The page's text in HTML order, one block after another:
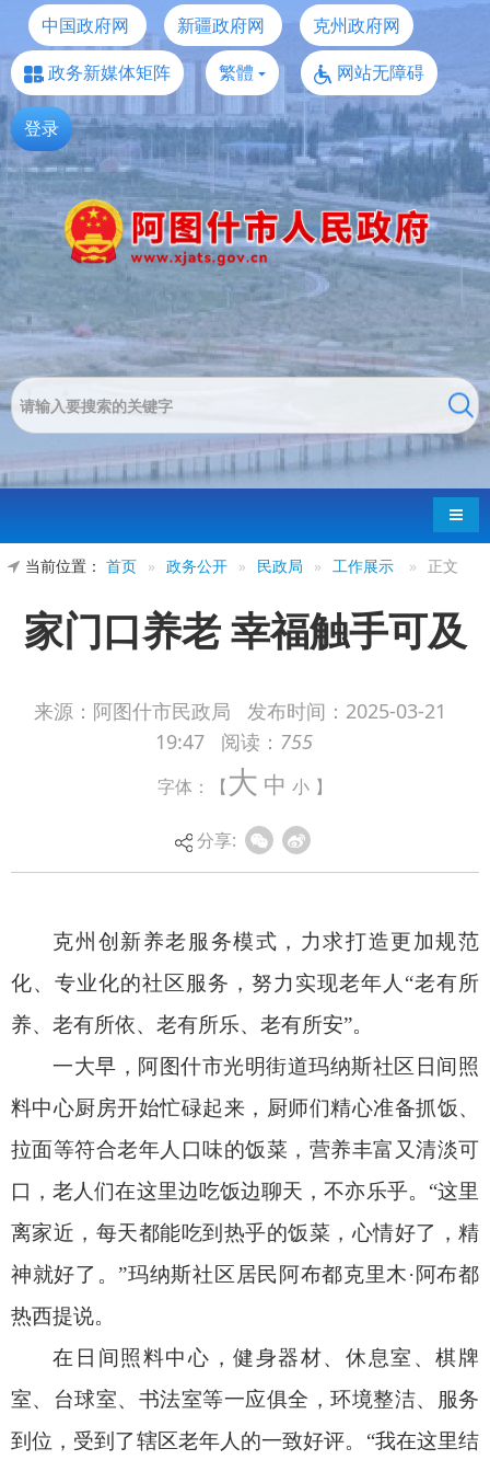
中国政府网 新疆政府网
克州政府网
政务新媒体矩阵
繁體 网站无障碍
登录
导航
当前位置： 首页 » 政务公开 » 民政局 » 工作展示 » 正文
家门口养老 幸福触手可及
来源：阿图什市民政局 发布时间： 2025-03-21
19:47
阅读： 755
字体：【大 中 小 】
分享:
克州创新养老服务模式，力求打造更加规范
养、老有所依、老有所乐、老有所安”。
拉面等符合老年人口味的饭菜，营养丰富又清淡可
口，老人们在这里边吃饭边聊天，不亦乐乎。“这里
离家近，每天都能吃到热乎的饭菜，心情好了，精
神就好了。”玛纳斯社区居民阿布都克里木·阿布都
热西提说。
室、台球室、书法室等一应俱全，环境整洁、服务
到位，受到了辖区老年人的一致好评。 “我在这里结
识了许多志同道合的朋友，这里的活动让我的老年
生活变得充实又有趣”。玛纳斯社区居民李登亮笑着
说。
造城市
15 分钟”养老服务圈，设有 292个老年助餐
点，建立日间照料中心8个，覆盖13个社区，为老
年人提供营养配餐、生活照护、休闲娱乐、心理慰